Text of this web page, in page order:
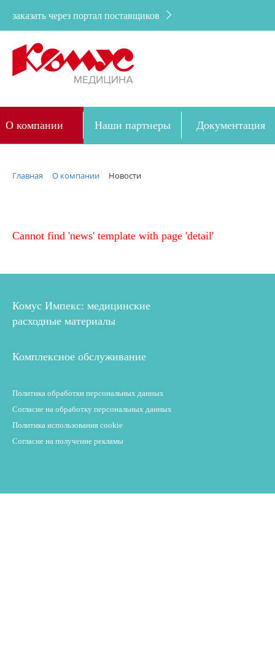
заказать через портал поставщиков
О компании Наши партнеры Документация
Главная О компании Новости
Cannot find 'news' template with page 'detail'
Комус Импекс: медицинские
расходные материалы
Комплексное обслуживание
Политика обработки персональных данных
Согласие на обработку персональных данных
Политика использования cookie
Согласие на получение рекламы